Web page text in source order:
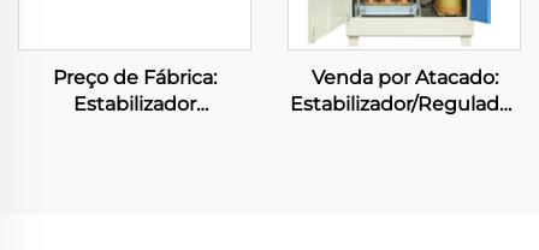
Preço de Fábrica:
Estabilizador
Venda por Atacado:
Estabilizador/Regulador